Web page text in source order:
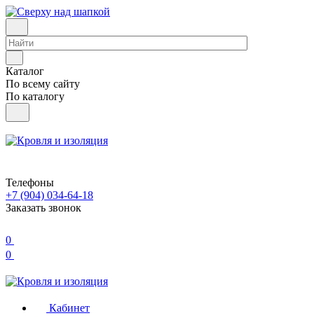
Каталог
По всему сайту
По каталогу
Телефоны
+7 (904) 034-64-18
Заказать звонок
0
0
Кабинет